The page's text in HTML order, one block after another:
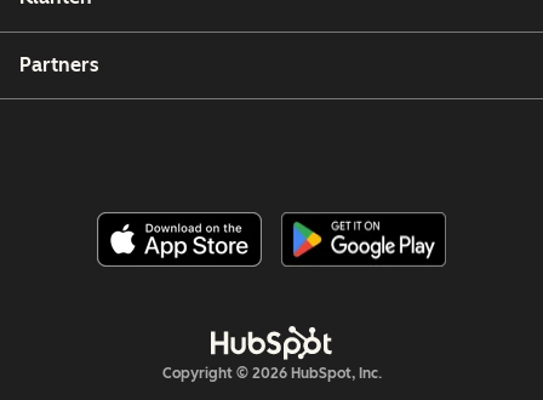
Partners
Copyright © 2026 HubSpot, Inc.